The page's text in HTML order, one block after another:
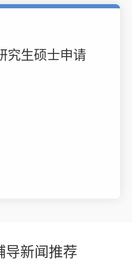
究生硕士申请
导新闻推荐